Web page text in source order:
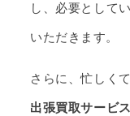
し、必要として
いただきます。
さらに、忙しく
出張買取サービス